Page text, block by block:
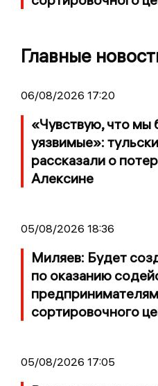
Главные
06/08/2026 17:20
«Чувствую, что мы
уязвимые»:
рассказали о
Алексине
05/08/2026 18:36
Миляев: Будет
по оказанию
сортировочного
05/08/2026 17:05